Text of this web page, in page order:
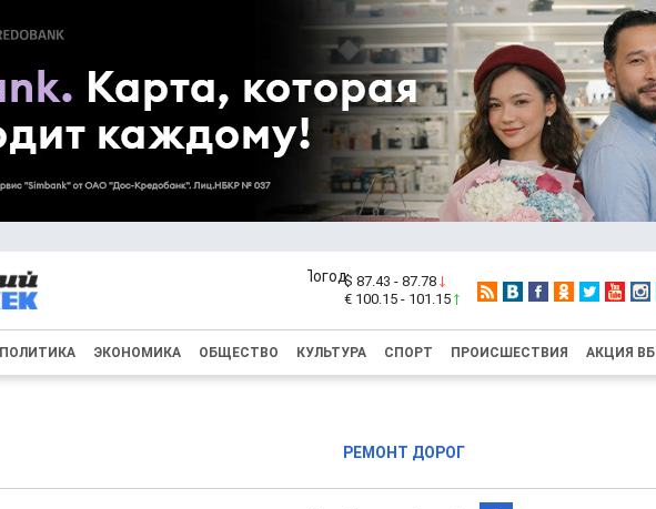
$ 87.43 - 87.78
€ 100.15 - 101.15
ПОЛИТИКА ЭКОНОМИКА ОБЩЕСТВО КУЛЬТУРА СПОРТ ПРОИСШЕСТВИЯ АКЦИЯ ВБ
РЕМОНТ ДОРОГ